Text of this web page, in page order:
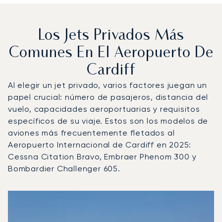
Los Jets Privados Más
Comunes En El Aeropuerto De
Cardiff
Al elegir un jet privado, varios factores juegan un
papel crucial: número de pasajeros, distancia del
vuelo, capacidades aeroportuarias y requisitos
específicos de su viaje. Estos son los modelos de
aviones más frecuentemente fletados al
Aeropuerto Internacional de Cardiff en 2025:
Cessna Citation Bravo, Embraer Phenom 300 y
Bombardier Challenger 605.